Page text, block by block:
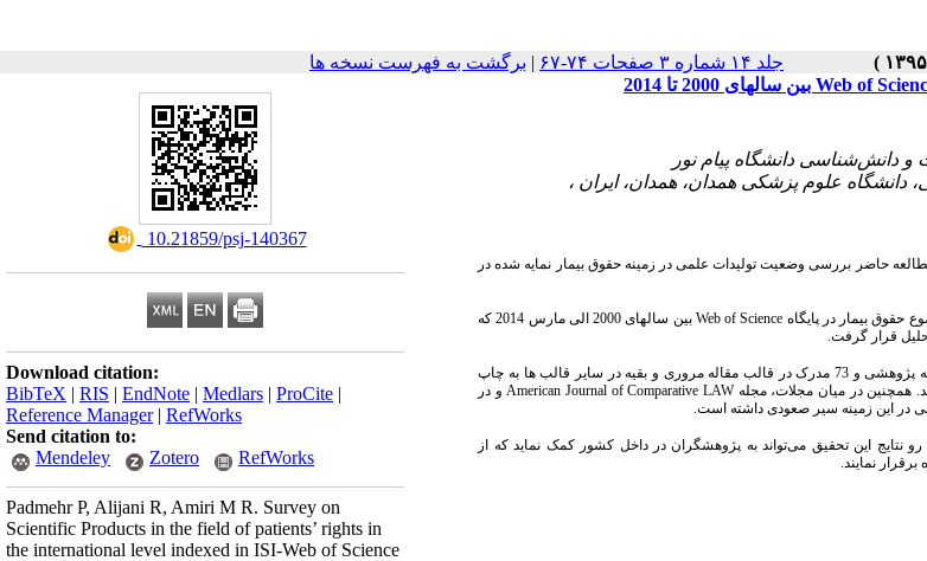
جلد ۱۴ شماره ۳ صفحات ۷۴-۶۷ | برگشت به فهرست نسخه ها
‎ 10.21859/psj-140367
Download citation:
BibTeX | RIS | EndNote | Medlars | ProCite |
Reference Manager| RefWorks
Send citation to:
Mendeley
Zotero RefWorks
Padmehr P, Alijani R, Amiri M R. Survey on
Scientific Products in the field of patients’ rights in
the international level indexed in ISI-Web of Science
حاضر بررسی وضعیت تولیدات علمی در زمینه حقوق بیمار نمایه شده در
روش پژوهش توصیفی مقطعی است که با رویکرد علم سنجی 347 عنوان تولیدات علمی نمایه شده با موضوع حقوق بیمار در پایگاه Web of Science بین سالهای 2000 الی مارس 2014 که
قرار گرفت.
بر اساس نتایج، 347 مدرک بازیابی شده، در 6 قالب منتشر شده‌اند که در این میان 246 مدرک در قالب مقاله پژوهشی و 73 مدرک در قالب مقاله مروری و بقیه در سایر قالب ها به چاپ
رسیده‌اند. کشورهای ایالات متحده، انگلستان و آلمان به ترتیب در رتبه‌های اول تا سوم تولید در این موضوع قرار دارند. همچنین در میان مجلات، مجله American Journal of Comparative LAW و در
این تحقیق می‌تواند به پژوهشگران در داخل کشور کمک نماید که از
نمایند.